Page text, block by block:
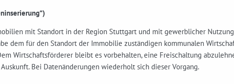
mit Standort in der Region Stuttgart und mit gewerblicher
dem für den Standort der Immobilie zuständigen kommunalen
Wirtschaftsförderer bleibt es vorbehalten, eine Freischaltung
Bei Datenänderungen wiederholt sich dieser Vorgang.